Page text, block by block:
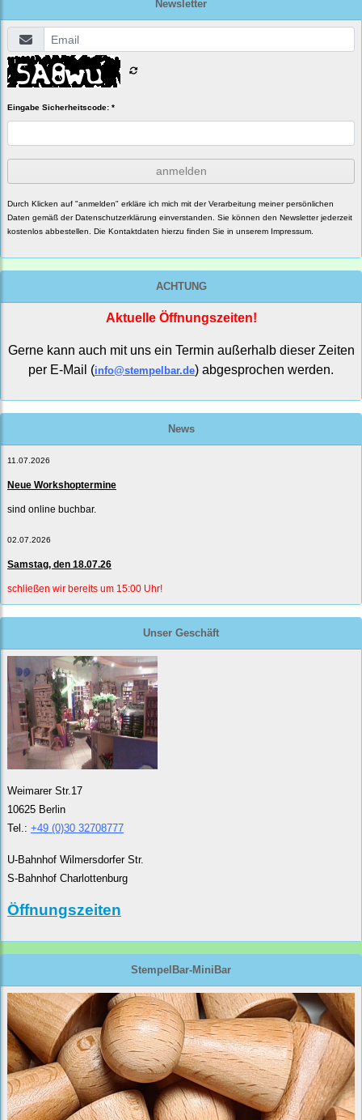
Newsletter
Eingabe Sicherheitscode: *
anmelden
Durch Klicken auf "anmelden" erkläre ich mich mit der Verarbeitung meiner persönlichen
Daten gemäß der Datenschutzerklärung einverstanden. Sie können den Newsletter jederzeit
kostenlos abbestellen. Die Kontaktdaten hierzu finden Sie in unserem Impressum.
ACHTUNG
Aktuelle Öffnungszeiten!
Gerne kann auch mit uns ein Termin außerhalb dieser Zeiten
per E-Mail (info@stempelbar.de) abgesprochen werden.
News
11.07.2026
Neue Workshoptermine
sind online buchbar.
02.07.2026
Samstag, den 18.07.26
schließen wir bereits um 15:00 Uhr!
Unser Geschäft
Weimarer Str.17
10625 Berlin
Tel.: +49 (0)30 32708777
U-Bahnhof Wilmersdorfer Str.
S-Bahnhof Charlottenburg
Öffnungszeiten
StempelBar-MiniBar